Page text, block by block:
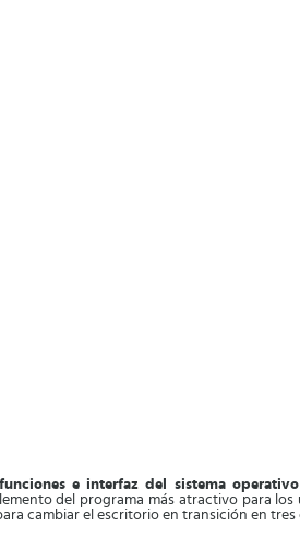
e interfaz del sistema
del programa más atractivo para los
cambiar el escritorio en transición en tres